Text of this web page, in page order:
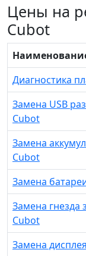
Цены на
Cubot
Диагностика
Замена USB
Cubot
Замена
Cubot
Замена
Замена гнезда
Cubot
Замена